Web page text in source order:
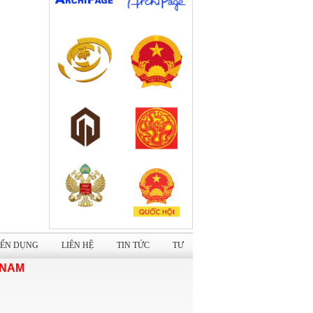
Dự án: Cải tạo Trụ sở Trung tâm Lưu
Nhà hàng cao cấp Tuấn Dung Group
DỤNG LIÊN HỆ TIN TỨC TƯ